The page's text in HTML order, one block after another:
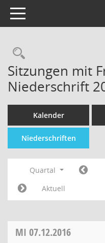
Toggle navigation
Sitzungen mit
Niederschrift
Kalender
Niederschriften
Quartal
Aktuell
MI 07.12.2016